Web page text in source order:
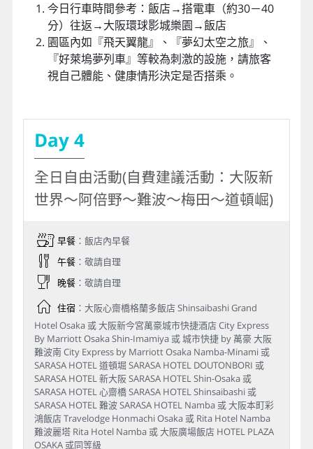
今日行車時間參考：飯店→搭電車（約30－40
分）往返→大阪環球影城樂園→飯店
園區內如『飛天翼龍』、『夢幻太空之旅』、
『好萊塢夢列車』等較為刺激的設施，請旅客
視自己體能、健康情形決定是否搭乘。
Day 4
全日自由活動(自費建議活動：大阪新
世界～阿倍野～難波～梅田～道頓崛)
早餐：飯店內早餐
午餐：敬請自理
晚餐：敬請自理
住宿：大阪心齋橋格蘭多飯店 Shinsaibashi Grand
Hotel Osaka 或 大阪新今宮萬豪城市快捷酒店 City Express
By Marriott Osaka Shin-Imamiya 或 城市快捷 by 萬豪 大阪
難波南 City Express by Marriott Osaka Namba-Minami 或
SARASA HOTEL 道頓堀 SARASA HOTEL DOUTONBORI 或
SARASA HOTEL 新大阪 SARASA HOTEL Shin-Osaka 或
SARASA HOTEL 心齋橋 SARASA HOTEL Shinsaibashi 或
SARASA HOTEL 難波 SARASA HOTEL Namba 或 大阪本町彩
鴻飯店 Travelodge Honmachi Osaka 或 Rita Hotel Namba
難波麗塔 Rita Hotel Namba 或 大阪廣場飯店 HOTEL PLAZA
OSAKA 或同等級